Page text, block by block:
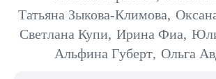
Татьяна Зыкова-Климова,
Светлана Купи, Ирина Фиа,
Альфина Губерт, Ольга